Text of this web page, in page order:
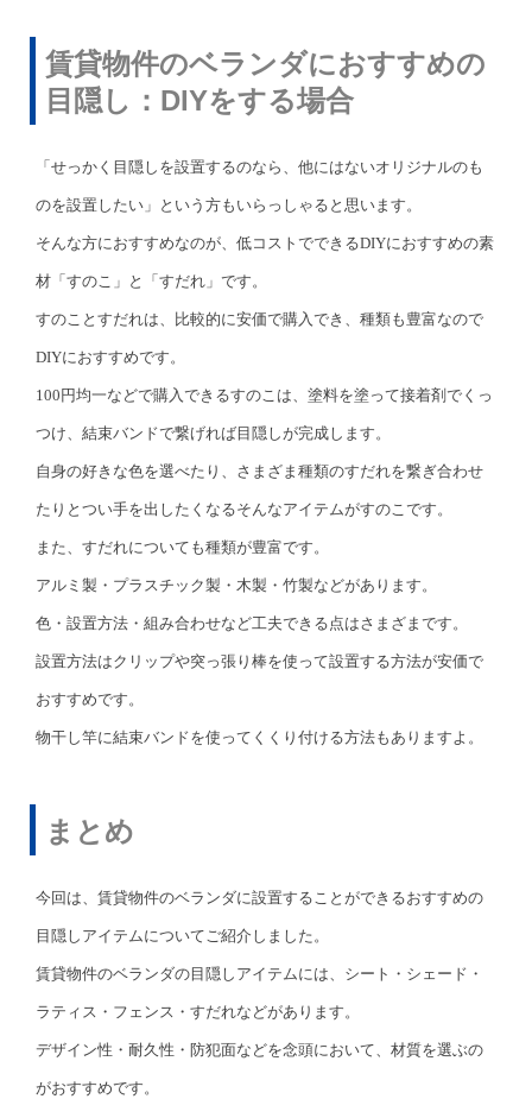
賃貸物件のベランダにおすすめの
目隠し：DIYをする場合
「せっかく目隠しを設置するのなら、他にはないオリジナルのも
のを設置したい」という方もいらっしゃると思います。
そんな方におすすめなのが、低コストでできるDIYにおすすめの素
材「すのこ」と「すだれ」です。
すのことすだれは、比較的に安価で購入でき、種類も豊富なので
DIYにおすすめです。
100円均一などで購入できるすのこは、塗料を塗って接着剤でくっ
つけ、結束バンドで繋げれば目隠しが完成します。
自身の好きな色を選べたり、さまざま種類のすだれを繋ぎ合わせ
たりとつい手を出したくなるそんなアイテムがすのこです。
また、すだれについても種類が豊富です。
アルミ製・プラスチック製・木製・竹製などがあります。
色・設置方法・組み合わせなど工夫できる点はさまざまです。
設置方法はクリップや突っ張り棒を使って設置する方法が安価で
おすすめです。
物干し竿に結束バンドを使ってくくり付ける方法もありますよ。
まとめ
今回は、賃貸物件のベランダに設置することができるおすすめの
目隠しアイテムについてご紹介しました。
賃貸物件のベランダの目隠しアイテムには、シート・シェード・
ラティス・フェンス・すだれなどがあります。
デザイン性・耐久性・防犯面などを念頭において、材質を選ぶの
がおすすめです。